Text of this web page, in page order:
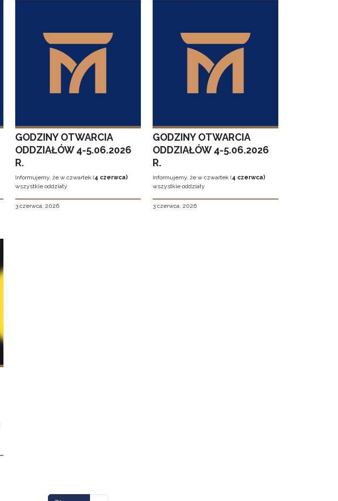
GODZINY OTWARCIA
ODDZIAŁÓW 4-5.06.2026
R.
Informujemy, że w czwartek (4 czerwca)
wszystkie oddziały
3 czerwca, 2026
GODZINY OTWARCIA
ODDZIAŁÓW 4-5.06.2026
R.
Informujemy, że w czwartek (4 czerwca)
wszystkie oddziały
3 czerwca, 2026